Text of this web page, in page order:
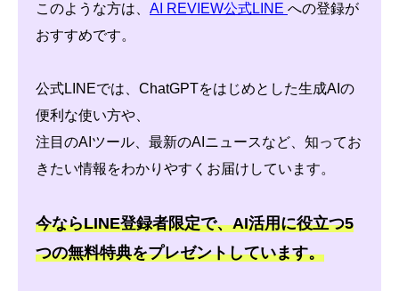
このような方は、 AI REVIEW公式LINE への登録が
おすすめです。
公式LINEでは、ChatGPTをはじめとした生成AIの
便利な使い方や、
注目のAIツール、最新のAIニュースなど、知ってお
きたい情報をわかりやすくお届けしています。
今ならLINE登録者限定で、AI活用に役立つ5
つの無料特典をプレゼントしています。